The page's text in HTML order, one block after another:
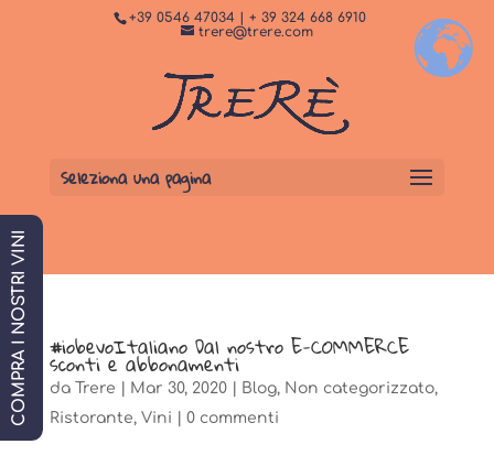
+39 0546 47034 | + 39 324 668 6910
trere@trere.com
Seleziona una pagina
#iobevoItaliano Dal nostro E-COMMERCE
sconti e abbonamenti
da Trere Mar 30, 2020| Blog, Non categorizzato,
Ristorante, Vini 0 commenti
Dormi da noi PRENOTA SUBITO +
COMPRA I NOSTRI VINI